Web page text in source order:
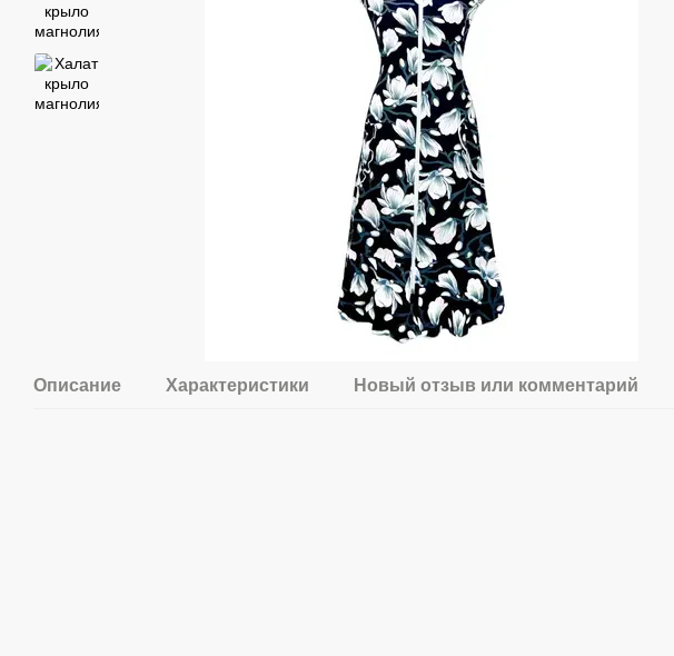
Описание Характеристики Новый отзыв или комментарий